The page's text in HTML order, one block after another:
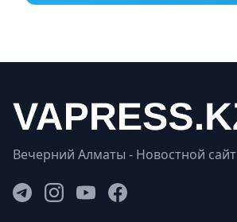
Вечерний Алматы - Новостной сайт